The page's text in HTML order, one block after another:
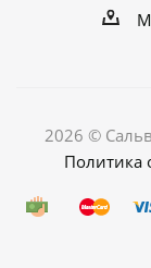
2026 ©
Политика